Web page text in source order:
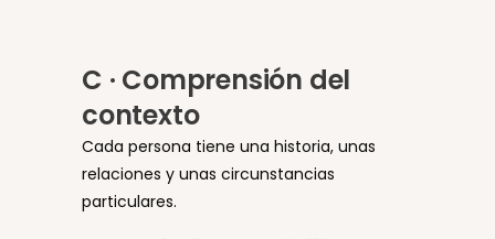
C · Comprensión del
contexto
Cada persona tiene una historia, unas
relaciones y unas circunstancias
particulares.